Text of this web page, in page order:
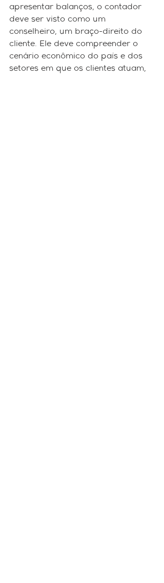
apresentar balanços, o contador
deve ser visto como um
conselheiro, um braço-direito do
cliente. Ele deve compreender o
cenário econômico do país e dos
setores em que os clientes atuam,